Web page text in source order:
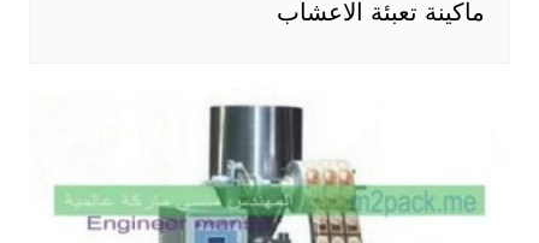
ماكينة تعبئة الاعشاب